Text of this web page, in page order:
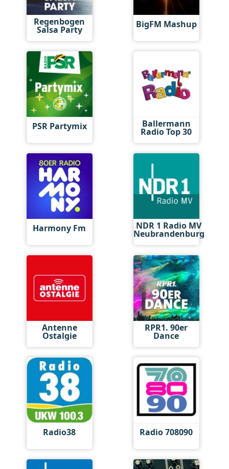
Regenbogen
Salsa Party BigFM Mashup
PSR Partymix Ballermann
Radio Top 30
Harmony Fm NDR 1 Radio MV
Neubrandenburg
Antenne
Ostalgie
RPR1. 90er
Dance
Radio38 Radio 708090